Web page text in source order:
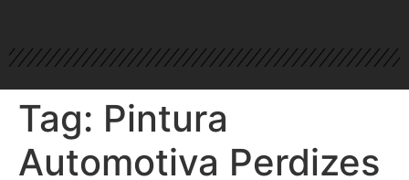
Tag: Pintura
Automotiva Perdizes